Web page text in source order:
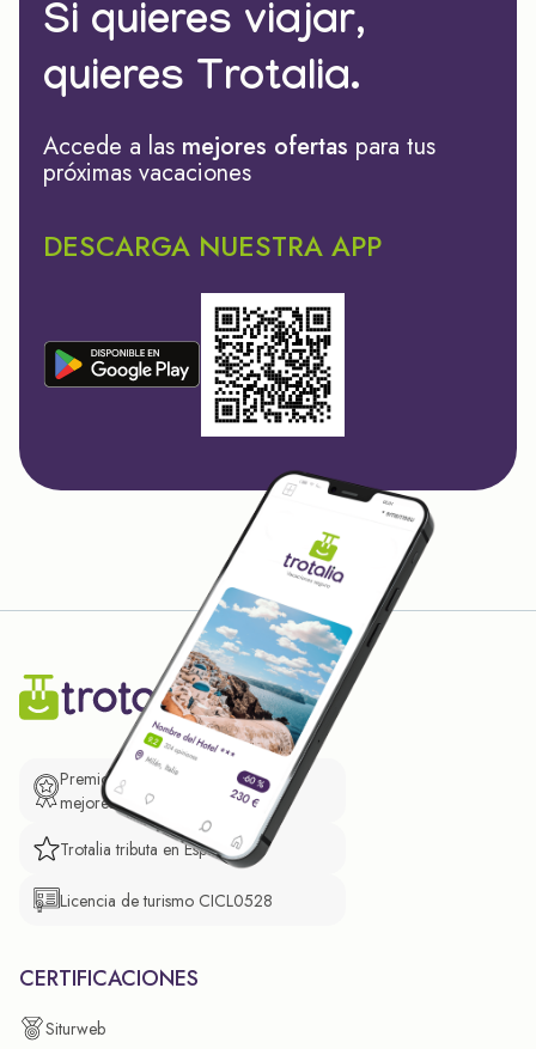
Si quieres viajar,
quieres Trotalia.
Accede a las mejores ofertas para tus
próximas vacaciones
DESCARGA NUESTRA APP
Premio de El Confidencial a las
mejores prácticas empresariales.
Trotalia tributa en España
Licencia de turismo CICL0528
CERTIFICACIONES
Siturweb